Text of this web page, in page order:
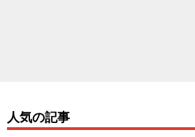
人気の記事